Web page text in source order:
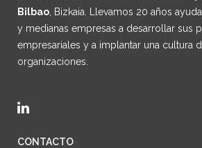
Bilbao , Bizkaia. Llevamos 20 años
y medianas empresas a desarrollar sus
empresariales y a implantar una cultura
organizaciones.
CONTACTO